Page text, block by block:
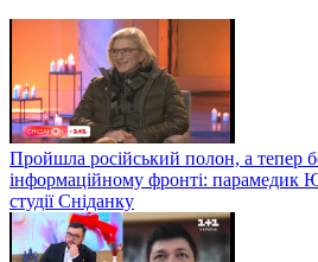
Пройшла російський полон, а тепер
інформаційному фронті: парамедик
студії Сніданку